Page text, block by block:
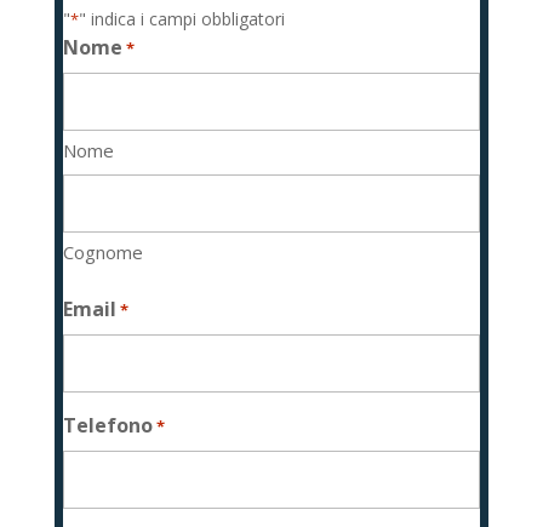
"*" indica i campi obbligatori
Nome *
Nome
Cognome
Email *
Telefono*